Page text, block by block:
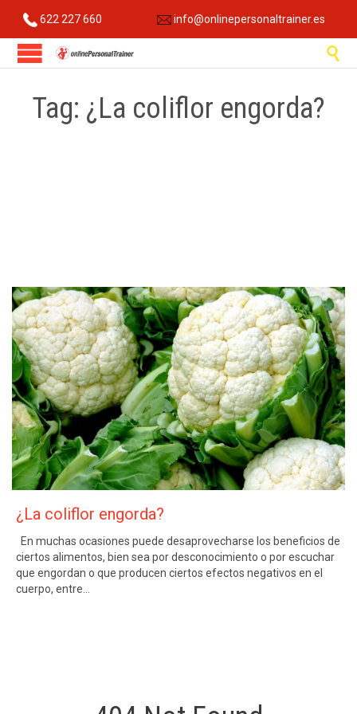
622 227 660 info@onlinepersonaltrainer.es

Tag: ¿La coliflor engorda?
¿La coliflor engorda?
En muchas ocasiones puede desaprovecharse los beneficios de
ciertos alimentos, bien sea por desconocimiento o por escuchar
que engordan o que producen ciertos efectos negativos en el
cuerpo, entre…